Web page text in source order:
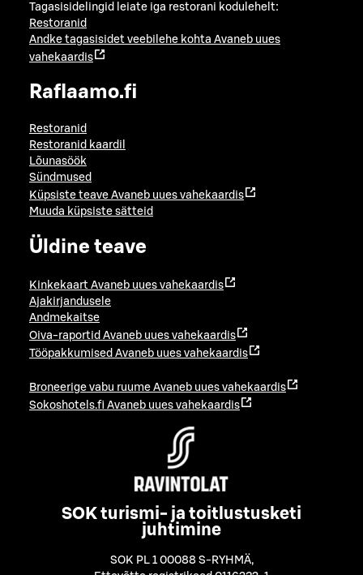
Tagasisidelingid leiate iga restorani kodulehelt:
Restoranid
Andke tagasisidet veebilehe kohta Avaneb uues
vahekaardis
Raflaamo.fi
Restoranid
Restoranid kaardil
Lõunasöök
Sündmused
Küpsiste teave Avaneb uues vahekaardis
Muuda küpsiste sätteid
Üldine teave
Kinkekaart Avaneb uues vahekaardis
Ajakirjandusele
Andmekaitse
Oiva-raportid Avaneb uues vahekaardis
Tööpakkumised Avaneb uues vahekaardis
Broneerige vabu ruume Avaneb uues vahekaardis
Sokoshotels.fi Avaneb uues vahekaardis
SOK turismi- ja toitlustusketi
juhtimine
SOK PL 1 00088 S-RYHMÄ,